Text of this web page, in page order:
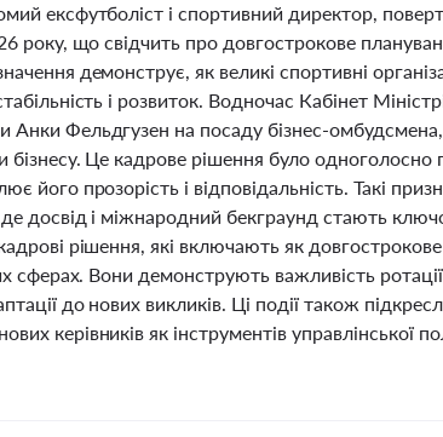
ексфутболіст і спортивний директор,
року, що свідчить про довгострокове
демонструє, як великі спортивні
і розвиток. Водночас Кабінет
Анки Фельдгузен на посаду бізнес-
бізнесу. Це кадрове рішення було
його прозорість і відповідальність. Такі
досвід і міжнародний бекграунд стають
рішення, які включають як
сферах. Вони демонструють важливість
до нових викликів. Ці події також
керівників як інструментів управлінської